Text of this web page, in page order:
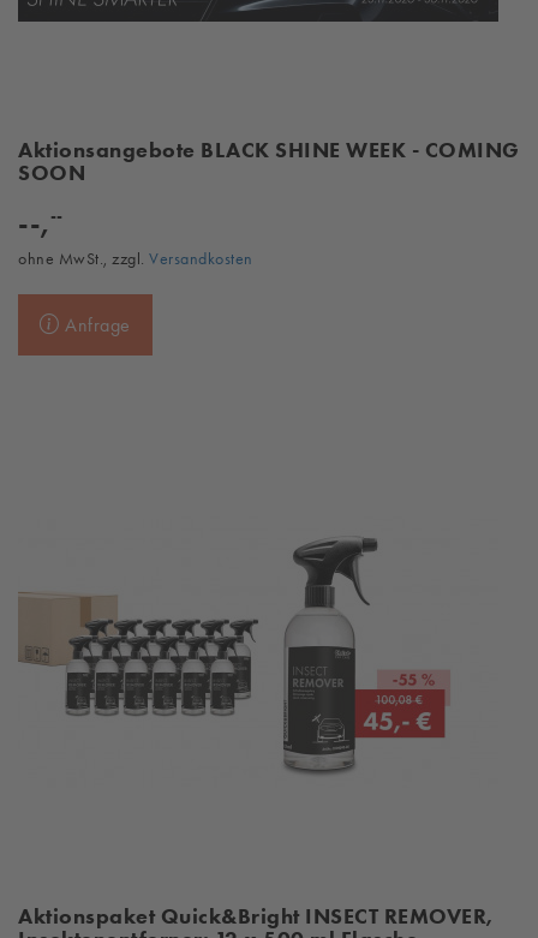
Aktionsangebote BLACK SHINE WEEK - COMING
SOON
--, --
ohne MwSt., zzgl. Versandkosten
Anfrage
Aktionspaket Quick&Bright INSECT REMOVER,